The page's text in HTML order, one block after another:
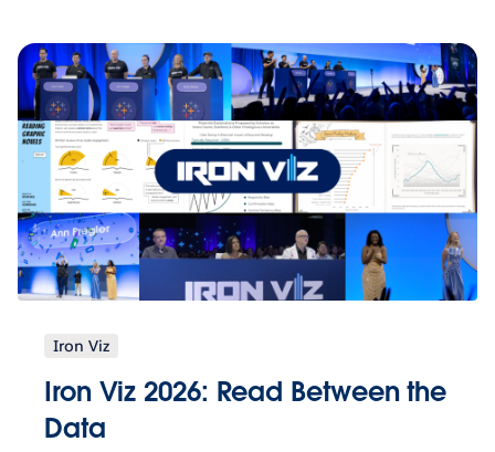
Iron Viz
Iron Viz 2026: Read Between the
Data